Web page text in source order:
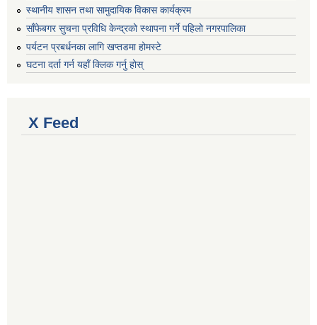
स्थानीय शासन तथा सामुदायिक विकास कार्यक्रम
साँफेबगर सुचना प्रविधि केन्द्रको स्थापना गर्ने पहिलो नगरपालिका
पर्यटन प्रबर्धनका लागि खप्तडमा होमस्टे
घटना दर्ता गर्न यहाँ क्लिक गर्नु होस्
X Feed